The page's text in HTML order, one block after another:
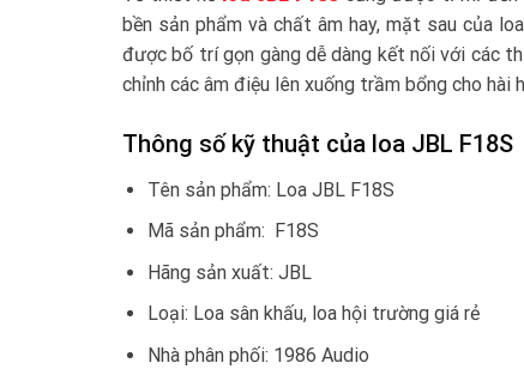
bền sản phẩm và chất âm hay, mặt sau của
được bố trí gọn gàng dễ dàng kết nối với các
chỉnh các âm điệu lên xuống trầm bổng cho hài
Thông số kỹ thuật của loa JBL F18S
Tên sản phẩm: Loa JBL F18S
Mã sản phẩm: F18S
Hãng sản xuất: JBL
Loại: Loa sân khấu, loa hội trường giá rẻ
Nhà phân phối: 1986 Audio